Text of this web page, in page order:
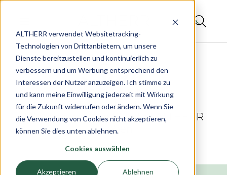
ALTHERR verwendet Websitetracking-
Technologien von Drittanbietern, um unsere
Dienste bereitzustellen und kontinuierlich zu
verbessern und um Werbung entsprechend den
Interessen der Nutzer anzuzeigen. Ich stimme zu
und kann meine Einwilligung jederzeit mit Wirkung
für die Zukunft widerrufen oder ändern. Wenn Sie
die Verwendung von Cookies nicht akzeptieren,
können Sie dies unten ablehnen.
Cookies auswählen
Akzeptieren Ablehnen
Spezialuhren für die Lüfte -
Fliegeruhren von Sinn bei ALTHERR
erleben